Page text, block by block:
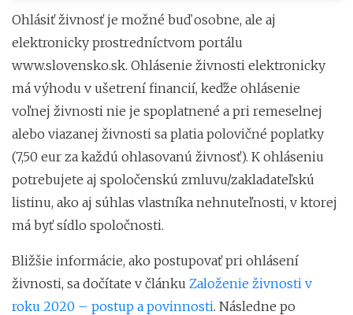
Ohlásiť živnosť je možné buď osobne, ale aj
elektronicky prostredníctvom portálu
www.slovensko.sk. Ohlásenie živnosti elektronicky
má výhodu v ušetrení financií, keďže ohlásenie
voľnej živnosti nie je spoplatnené a pri remeselnej
alebo viazanej živnosti sa platia polovičné poplatky
(7,50 eur za každú ohlasovanú živnosť). K ohláseniu
potrebujete aj spoločenskú zmluvu/zakladateľskú
listinu, ako aj súhlas vlastníka nehnuteľnosti, v ktorej
má byť sídlo spoločnosti.
Bližšie informácie, ako postupovať pri ohlásení
živnosti, sa dočítate v článku Založenie živnosti v
roku 2020 – postup a povinnosti. Následne po